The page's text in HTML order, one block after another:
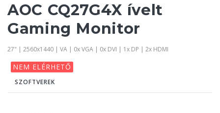
AOC CQ27G4X ívelt
Gaming Monitor
27" | 2560x1440 | VA | 0x VGA | 0x DVI | 1x DP | 2x HDMI
NEM ELÉRHETŐ
SZOFTVEREK